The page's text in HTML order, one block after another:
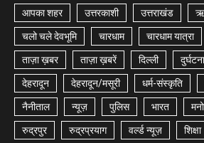
आपका शहर उत्तरकाशी उत्तराखंड
चलो चले देवभूमि चारधाम चारधाम यात्रा
ताज़ा ख़बर ताज़ा ख़बरें दिल्ली दुर्घटना
देहरादून देहरादून/मसूरी धर्म-संस्कृति
नैनीताल न्यूज़ पुलिस भारत
रुद्रपुर रुद्रप्रयाग वर्ल्ड न्यूज़ शिक्षा